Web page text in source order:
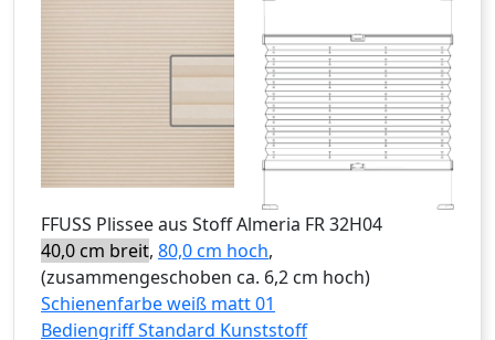
FFUSS Plissee aus Stoff Almeria FR 32H04
40,0 cm breit, 80,0 cm hoch,
(zusammengeschoben ca. 6,2 cm hoch)
Schienenfarbe weiß matt 01
Bediengriff Standard Kunststoff